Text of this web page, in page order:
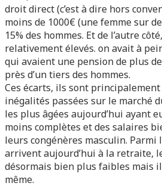
droit direct (c’est à dire hors
moins de 1000€ (une femme sur
15% des hommes. Et de l’autre
relativement élevés. on avait à
qui avaient une pension de plus
près d’un tiers des hommes.
Ces écarts, ils sont
inégalités passées sur le marché
les plus âgées aujourd’hui ayant
moins complètes et des salaires
leurs congénères masculin. Parmi
arrivent aujourd’hui à la retraite,
désormais bien plus faibles mais
même.